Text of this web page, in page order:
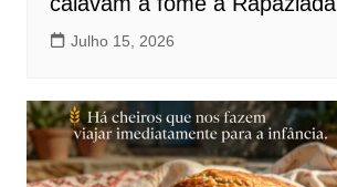
Julho 15, 2026